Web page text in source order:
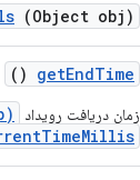
(Object obj)
getEndTime
()
زمان دریافت رویداد